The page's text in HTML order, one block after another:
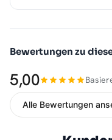
Bewertungen zu
5,00
Alle Bewertungen